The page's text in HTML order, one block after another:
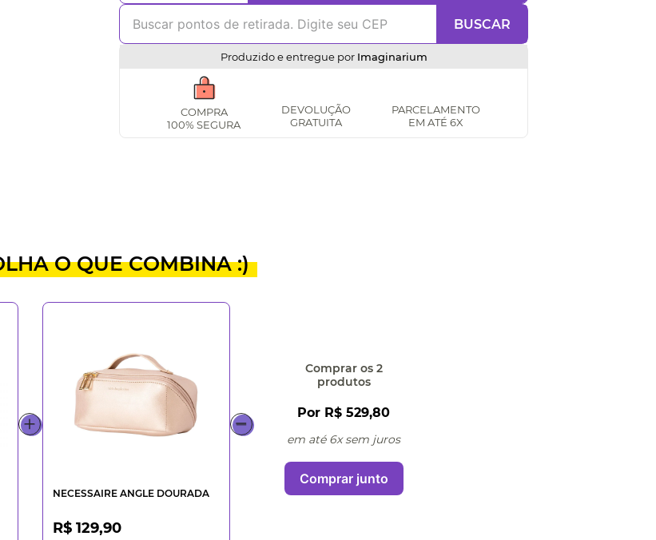
BUSCAR
Produzido e entregue por Imaginarium
COMPRA
100% SEGURA
DEVOLUÇÃO
GRATUITA
PARCELAMENTO
EM ATÉ 6X
O QUE COMBINA :)
NECESSAIRE ANGLE DOURADA
R$ 129,90
Comprar os 2
produtos
Por R$ 529,80
em até 6x sem juros
Comprar junto